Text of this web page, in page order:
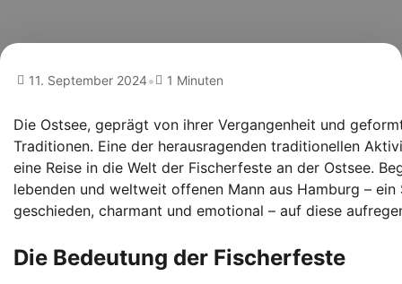
11. September 2024• 1 Minuten
Die Ostsee, geprägt von ihrer Vergangenheit und
Traditionen. Eine der herausragenden traditionellen
eine Reise in die Welt der Fischerfeste an der Ostsee.
lebenden und weltweit offenen Mann aus Hamburg –
geschieden, charmant und emotional – auf diese
Die Bedeutung der Fischerfeste